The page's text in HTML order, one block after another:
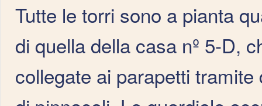
Tutte le torri sono a pianta
di quella della casa nº 5-D,
collegate ai parapetti